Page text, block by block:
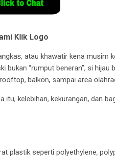
Klik Logo
atau khawatir kena musim
“rumput beneran”, si hijau
balkon, sampai area
kelebihan, kekurangan, dan
plastik seperti polyethylene,